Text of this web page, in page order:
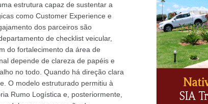
estrutura capaz de sustentar a
como Customer Experience e
dos parceiros são
de checklist veicular,
do fortalecimento da área de
depende de clareza de papéis e
no todo. Quando há direção clara
O modelo estruturado permitiu à
Rumo Logística e, posteriormente,